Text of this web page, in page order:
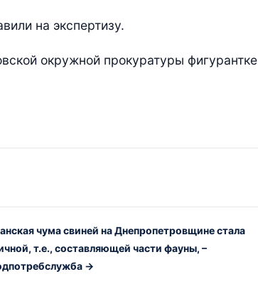
на экспертизу.
окружной прокуратуры фигурантке
чума свиней на Днепропетровщине стала
т.е., составляющей части фауны, –
→